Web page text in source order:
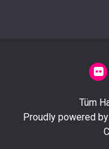
Tüm
Proudly powered